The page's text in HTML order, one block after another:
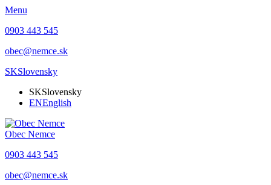
Menu
0903 443 545
obec@nemce.sk
SKSlovensky
SKSlovensky
ENEnglish
Obec Nemce
0903 443 545
obec@nemce.sk